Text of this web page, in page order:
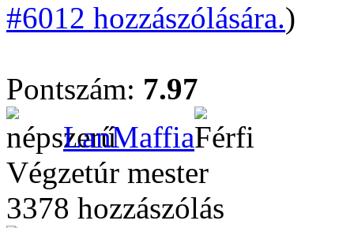
#6012 hozzászólására.)
Pontszám: 7.97
LanMaffia
Végzetúr mester
3378 hozzászólás